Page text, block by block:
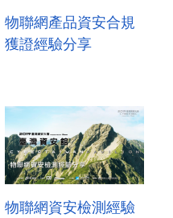
物聯網產品資安合規
獲證經驗分享
物聯網資安檢測經驗